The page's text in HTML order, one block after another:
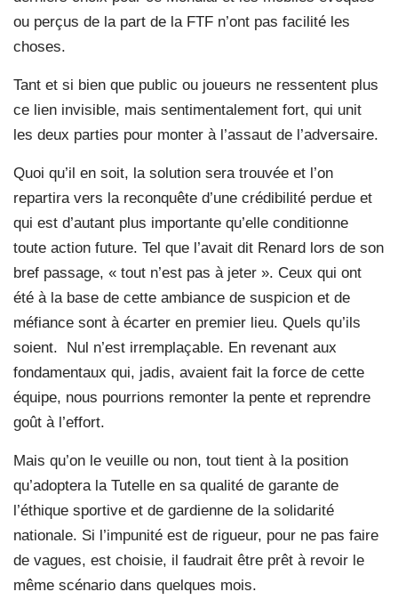
ou perçus de la part de la FTF n’ont pas facilité les
choses.
Tant et si bien que public ou joueurs ne ressentent plus
ce lien invisible, mais sentimentalement fort, qui unit
les deux parties pour monter à l’assaut de l’adversaire.
Quoi qu’il en soit, la solution sera trouvée et l’on
repartira vers la reconquête d’une crédibilité perdue et
qui est d’autant plus importante qu’elle conditionne
toute action future. Tel que l’avait dit Renard lors de son
bref passage, « tout n’est pas à jeter ». Ceux qui ont
été à la base de cette ambiance de suspicion et de
méfiance sont à écarter en premier lieu. Quels qu’ils
soient. Nul n’est irremplaçable. En revenant aux
fondamentaux qui, jadis, avaient fait la force de cette
équipe, nous pourrions remonter la pente et reprendre
goût à l’effort.
Mais qu’on le veuille ou non, tout tient à la position
qu’adoptera la Tutelle en sa qualité de garante de
l’éthique sportive et de gardienne de la solidarité
nationale. Si l’impunité est de rigueur, pour ne pas faire
de vagues, est choisie, il faudrait être prêt à revoir le
même scénario dans quelques mois.